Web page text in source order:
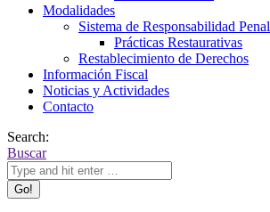
Modalidades
Sistema de Responsabilidad Penal
Prácticas Restaurativas
Restablecimiento de Derechos
Información Fiscal
Noticias y Actividades
Contacto
Search:
Buscar